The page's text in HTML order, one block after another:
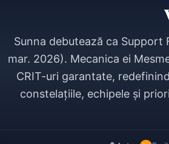
Sunna debutează ca Support
mar. 2026). Mecanica ei
CRIT-uri garantate,
constelațiile, echipele și